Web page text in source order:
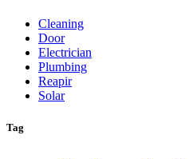
Cleaning
Door
Electrician
Plumbing
Reapir
Solar
Tag